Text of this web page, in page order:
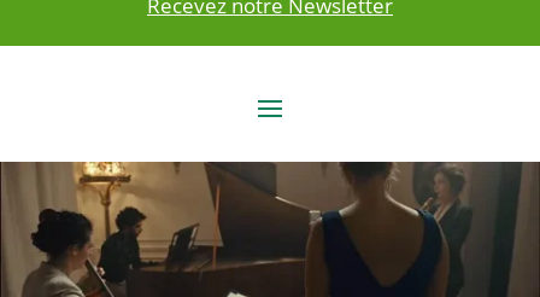
Recevez notre Newsletter